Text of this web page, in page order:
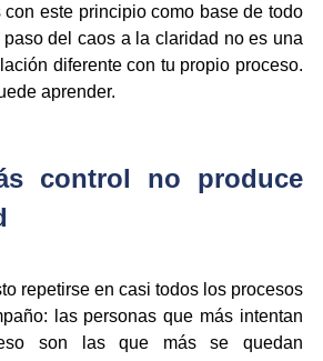
con este principio como base de todo
paso del caos a la claridad no es una
diferente con tu propio proceso.
aprender.
control no produce
repetirse en casi todos los procesos
las personas que más intentan
son las que más se quedan